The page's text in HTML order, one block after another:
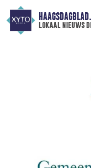
lokaal nieuws